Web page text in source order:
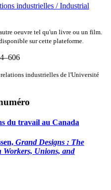
industrielles / Industrial
oeuvre tel qu'un livre ou un film.
sur cette plateforme.
industrielles de l'Université
du travail au Canada
Grand Designs : The
Workers, Unions, and